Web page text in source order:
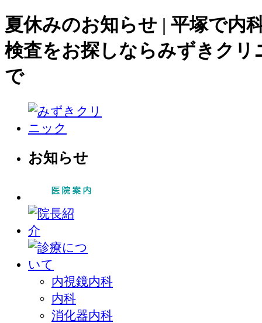
夏休みのお知らせ | 平塚で内
検査をお探しならみずきクリ
で
お知らせ
内視鏡内科
内科
消化器内科